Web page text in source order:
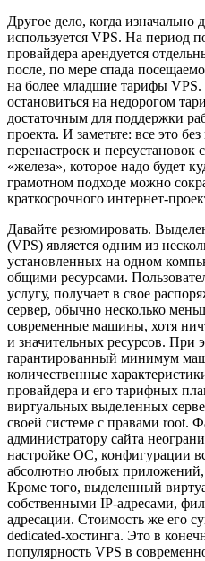
Другое дело, когда изначально
используется VPS. На период
провайдера арендуется
после, по мере спада
на более младшие тарифы
остановиться на недорогом
достаточным для поддержки
проекта. И заметьте: все это
перенастроек и переустановок
«железа», которое надо будет
грамотном подходе можно
краткосрочного интернет-
Давайте резюмировать.
(VPS) является одним из
установленных на одном
общими ресурсами.
услугу, получает в свое
сервер, обычно несколько
современные машины, хотя
и значительных ресурсов. При
гарантированный минимум
количественные
провайдера и его тарифных
виртуальных выделенных
своей системе с правами root.
администратору сайта
настройке ОС, конфигурации
абсолютно любых
Кроме того, выделенный
собственными IP-адресами,
адресации. Стоимость же его
dedicated-хостинга. Это в
популярность VPS в